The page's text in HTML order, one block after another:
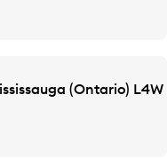
(Ontario) L4W